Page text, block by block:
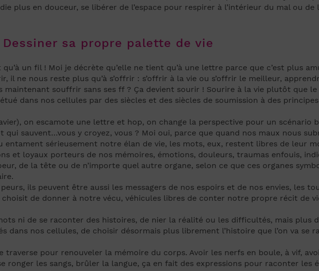
plus en douceur, se libérer de l’espace pour respirer à l’intérieur du mal ou
sa propre palette de vie
un fil ! Moi je décrète qu’elle ne tient qu’à une lettre parce que c’est plus
il ne nous reste plus qu’à s’offrir : s’offrir à la vie ou s’offrir le meilleur,
maintenant souffrir sans ses ff ? Ça devient sourir ! Sourire à la vie plutôt que le
dans nos cellules par des siècles et des siècles de soumission à des
on escamote une lettre et hop, on change la perspective pour un scénario
qui sauvent…vous y croyez, vous ? Moi oui, parce que quand nos maux nous
sérieusement notre élan de vie, les mots, eux, restent libres de leur
et loyaux porteurs de nos mémoires, émotions, douleurs, traumas enfouis,
de la tête ou de n’importe quel autre organe, selon ce que ces organes
ils peuvent être aussi les messagers de nos espoirs et de nos envies, les
choisit de donner à notre vécu, véhicules libres de conter notre propre récit de
ni de se raconter des histoires, de nier la réalité ou les difficultés, mais plus
dans nos cellules, de choisir désormais plus librement l’histoire que l’on va se
traverse pour renouveler la mémoire du corps. Avoir les nerfs en boule, à vif,
ronger les sangs, brûler la langue, ça en fait des expressions pour raconter les